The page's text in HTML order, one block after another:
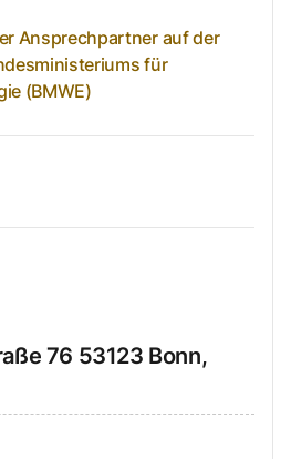
Ansprechpartner auf der
für
(BMWE)
76 53123 Bonn,